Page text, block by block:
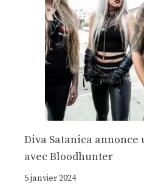
Diva Satanica
avec Bloodhunter
5 janvier 2024